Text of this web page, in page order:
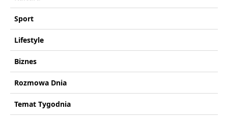
Sport
Lifestyle
Biznes
Rozmowa Dnia
Temat Tygodnia